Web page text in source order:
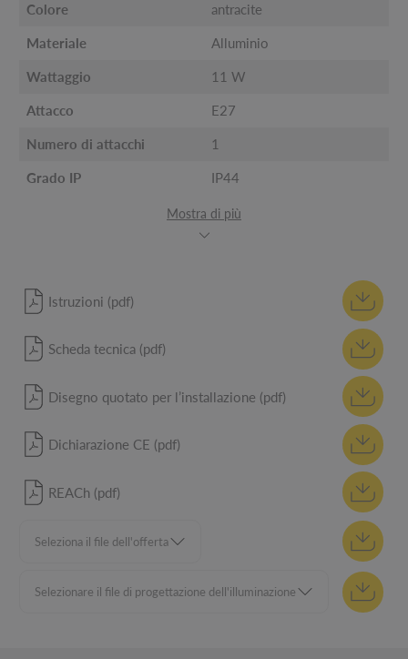
Colore antracite
Materiale Alluminio
Wattaggio 11 W
Attacco E27
Numero di attacchi 1
Grado IP IP44
Mostra di più
Istruzioni (pdf)
Scheda tecnica (pdf)
Disegno quotato per l’installazione (pdf)
Dichiarazione CE (pdf)
REACh (pdf)